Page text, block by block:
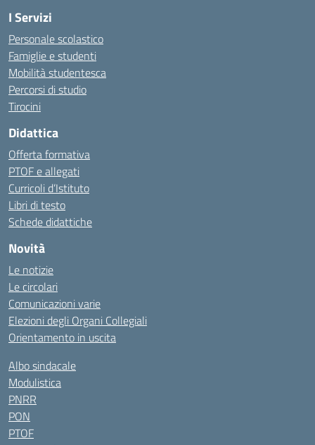
I Servizi
Personale scolastico
Famiglie e studenti
Mobilità studentesca
Percorsi di studio
Tirocini
Didattica
Offerta formativa
PTOF e allegati
Curricoli d’Istituto
Libri di testo
Schede didattiche
Novità
Le notizie
Le circolari
Comunicazioni varie
Elezioni degli Organi Collegiali
Orientamento in uscita
Albo sindacale
Modulistica
PNRR
PON
PTOF